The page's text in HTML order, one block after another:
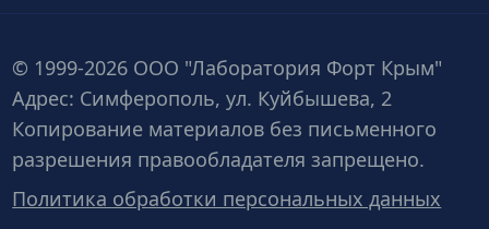
© 1999-2026 ООО "Лаборатория Форт Крым"
Адрес: Симферополь, ул. Куйбышева, 2
Копирование материалов без письменного
разрешения правообладателя запрещено.
Политика обработки персональных данных